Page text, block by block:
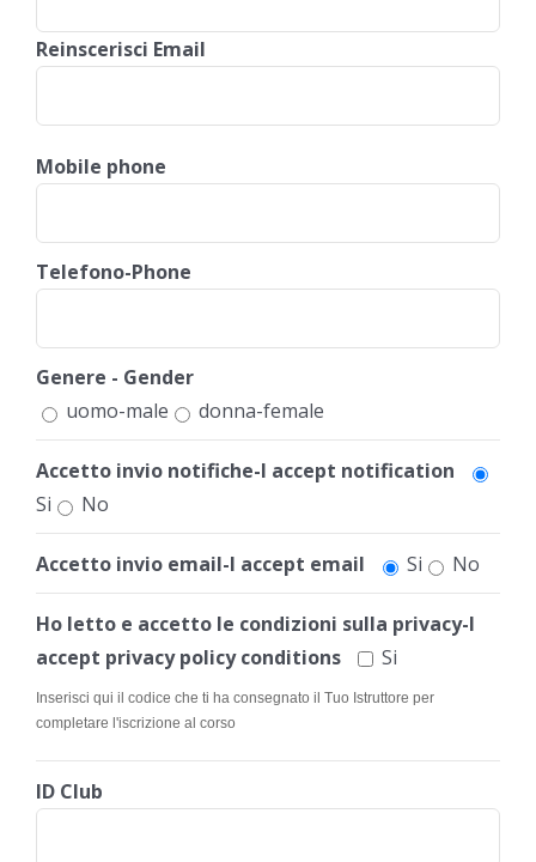
Reinscerisci Email
Mobile phone
Telefono-Phone
Genere - Gender
uomo-male
donna-female
Accetto invio notifiche-I accept notification
Si
No
Accetto invio email-I accept email Si No
Ho letto e accetto le condizioni sulla privacy-I
accept privacy policy conditions
Si
Inserisci qui il codice che ti ha consegnato il Tuo Istruttore per
completare l'iscrizione al corso
ID Club